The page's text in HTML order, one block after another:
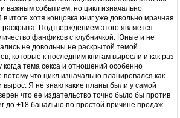
важным событием, но цикл изначально
итоге хотя концовка книг уже довольно мрачная
раскрыта. Подтверждением этого является
фанфиков с клубничкой. Юные и не
не довольны не раскрытой темой
которые к последним книгам выросли и как раз
когда тема секса и отношений особенно
потому что цикл изначально планировался как
вырос. Я не знаю какие планы были у самой
что ее издательство точно было бы против
до +18 банально по простой причине продаж